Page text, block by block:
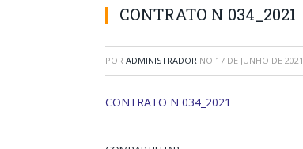
CONTRATO N 034_2021
POR ADMINISTRADOR NO 17 DE JUNHO DE 2021
CONTRATO N 034_2021